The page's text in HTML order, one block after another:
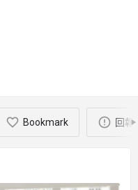
Bookmark 回報